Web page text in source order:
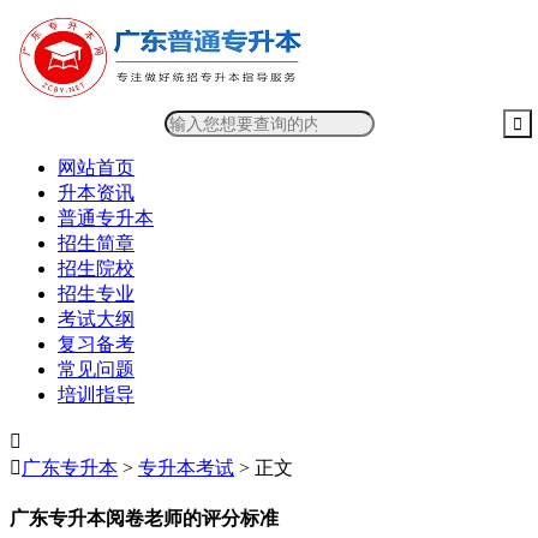
网站首页
升本资讯
普通专升本
招生简章
招生院校
招生专业
考试大纲
复习备考
常见问题
培训指导

 广东专升本 > 专升本考试 > 正文
广东专升本阅卷老师的评分标准